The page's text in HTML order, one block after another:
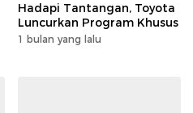
Hadapi Tantangan, Toyota
Luncurkan Program Khusus
1 bulan yang lalu